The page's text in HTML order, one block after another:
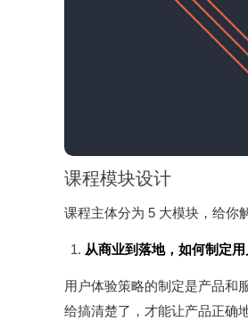
课程模块设计
课程主体分为 5 大模块，给你
从商业到落地，如何制定用
用户体验策略的制定是产品和
给搞清楚了，才能让产品正确